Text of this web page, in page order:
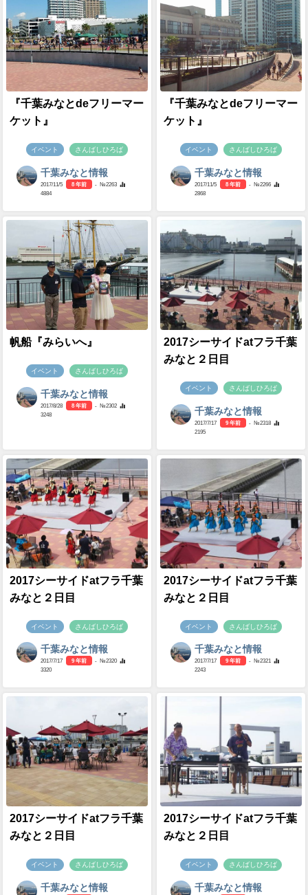
『千葉みなとdeフリーマー
ケット』
イベント さんばしひろば
千葉みなと情報
2017/11/5 8 年前
- №2263
4884
『千葉みなとdeフリーマー
ケット』
イベント さんばしひろば
千葉みなと情報
2017/11/5 8 年前
- №2266
2868
帆船『みらいへ』
イベント さんばしひろば
千葉みなと情報
2017/8/28 8 年前
- №2302
3248
2017シーサイドatフラ千葉
みなと２日目
イベント さんばしひろば
千葉みなと情報
2017/7/17 9 年前
- №2318
2195
2017シーサイドatフラ千葉
みなと２日目
イベント さんばしひろば
千葉みなと情報
2017/7/17 9 年前
- №2320
3320
2017シーサイドatフラ千葉
みなと２日目
イベント さんばしひろば
千葉みなと情報
2017/7/17 9 年前
- №2321
2243
2017シーサイドatフラ千葉
みなと２日目
イベント さんばしひろば
千葉みなと情報
2017シーサイドatフラ千葉
みなと２日目
イベント さんばしひろば
千葉みなと情報